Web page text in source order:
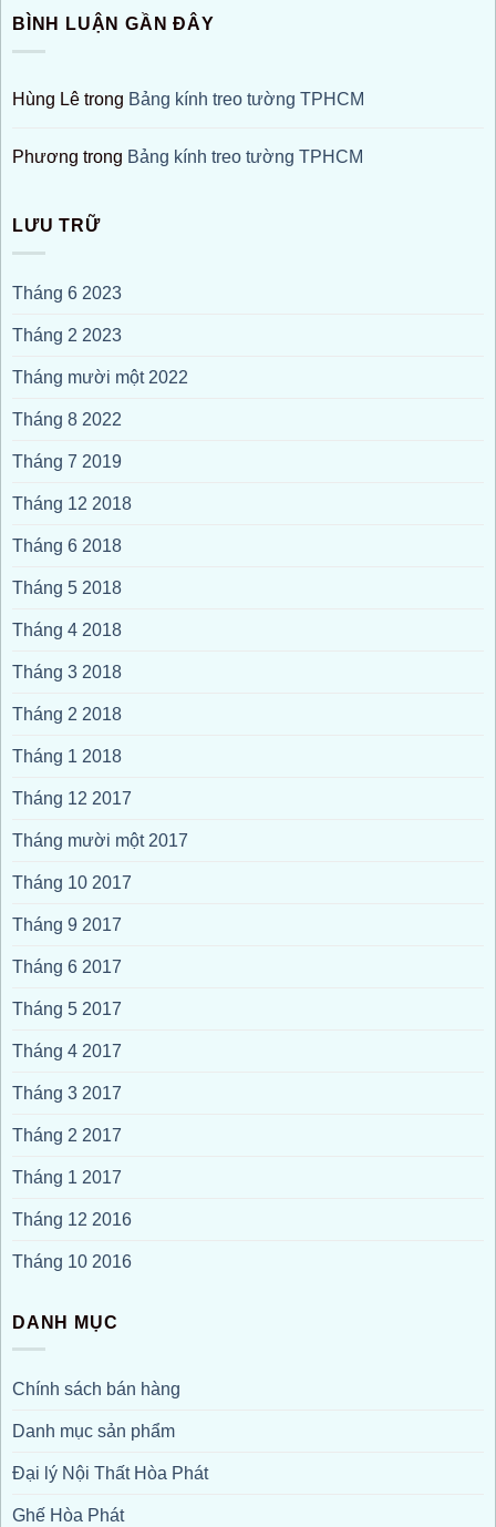
BÌNH LUẬN GẦN ĐÂY
Hùng Lê trong Bảng kính treo tường TPHCM
Phương trong Bảng kính treo tường TPHCM
LƯU TRỮ
Tháng 6 2023
Tháng 2 2023
Tháng mười một 2022
Tháng 8 2022
Tháng 7 2019
Tháng 12 2018
Tháng 6 2018
Tháng 5 2018
Tháng 4 2018
Tháng 3 2018
Tháng 2 2018
Tháng 1 2018
Tháng 12 2017
Tháng mười một 2017
Tháng 10 2017
Tháng 9 2017
Tháng 6 2017
Tháng 5 2017
Tháng 4 2017
Tháng 3 2017
Tháng 2 2017
Tháng 1 2017
Tháng 12 2016
Tháng 10 2016
DANH MỤC
Chính sách bán hàng
Danh mục sản phẩm
Đại lý Nội Thất Hòa Phát
Ghế Hòa Phát